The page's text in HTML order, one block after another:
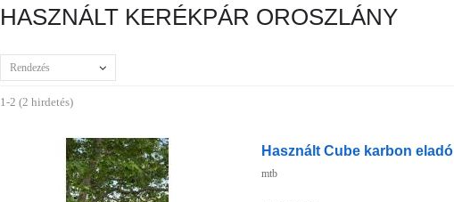
HASZNÁLT KERÉKPÁR OROSZLÁNY
Rendezés
1-2 (2 hirdetés)
Használt Cube karbon eladó
mtb